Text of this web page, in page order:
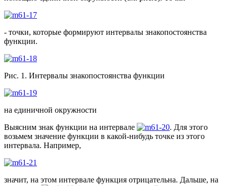
- точки, которые формируют интервалы знакопостоянства
функции.
Рис. 1. Интервалы знакопостоянства функции
на единичной окружности
Выясним знак функции на интервале
. Для этого
возьмем значение функции в какой-нибудь точке из этого
интервала. Например,
значит, на этом интервале функция отрицательна. Дальше, на